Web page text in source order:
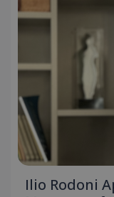
Ilio Rodoni